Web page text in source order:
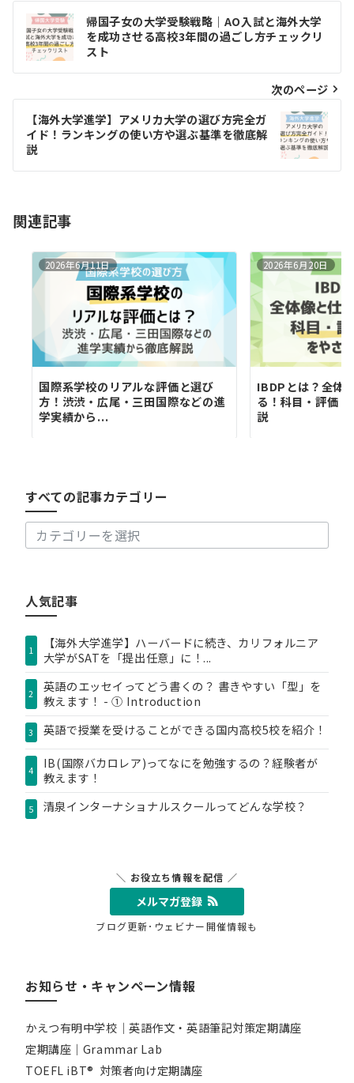
稿
ナ
ビ
ー
シ
ン
帰国子女の大学受験戦略｜AO入試と海外大学
を成功させる高校3年間の過ごし方チェックリ
スト
次のページ
【海外大学進学】アメリカ大学の選び方完全ガ
イド！ランキングの使い方や選ぶ基準を徹底解
説
関連記事
2026年6月11日
国際系学校のリアルな評価と選び
方！渋渋・広尾・三田国際などの進
学実績から...
2026年6月20日
IBDPとは？全体
る！科目・評価
説
すべての記事カテゴリー
す
記
事
ー
人気記事
1
【海外大学進学】ハーバードに続き、カリフォルニア
大学がSATを「提出任意」に！...
2
英語のエッセイってどう書くの？ 書きやすい「型」を
教えます！ - ① Introduction
3 英語で授業を受けることができる国内高校5校を紹介！
4
IB(国際バカロレア)ってなにを勉強するの？経験者が
教えます！
5 清泉インターナショナルスクールってどんな学校？
＼ お役立ち情報を配信 ／
メルマガ登録
ブログ更新･ウェビナー開催情報も
お知らせ・キャンペーン情報
かえつ有明中学校｜英語作文・英語筆記対策定期講座
定期講座｜Grammar Lab
TOEFL iBT® 対策者向け定期講座